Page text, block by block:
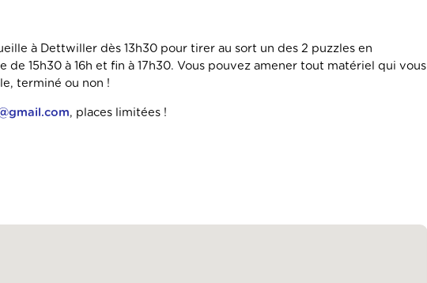
à Dettwiller dès 13h30 pour tirer au sort un des 2 puzzles en
15h30 à 16h et fin à 17h30. Vous pouvez amener tout matériel qui vous
terminé ou non !
, places limitées !